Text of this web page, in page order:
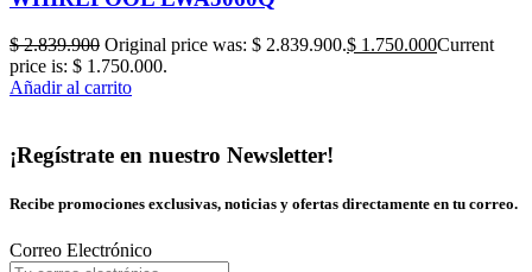
$2.839.900 Original price was: $ 2.839.900.$ 1.750.000Current
price is: $ 1.750.000.
Añadir al carrito
¡Regístrate en nuestro Newsletter!
Recibe promociones exclusivas, noticias y ofertas directamente en tu correo.
Correo Electrónico